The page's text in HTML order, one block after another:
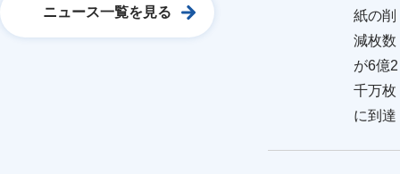
ニュース一覧を見る
紙の削
減枚数
が6億2
千万枚
に到達